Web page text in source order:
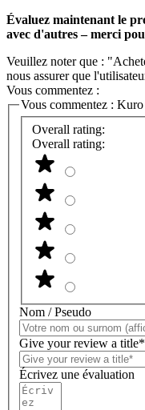
Évaluez maintenant le
avec d'autres – merci
Veuillez noter que :
nous assurer que
Vous commentez :
Vous commentez : Kuro
Overall rating:
Overall rating:
Nom / Pseudo
Give your review a title*
Écrivez une évaluation